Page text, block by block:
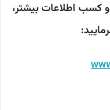
کسب اطلاعات بیشتر،